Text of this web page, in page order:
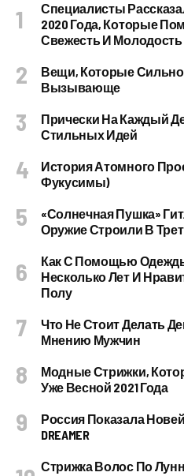
Специалисты
2020 Года, Которые
Свежесть И
Вещи, Которые
Вызывающе
Прически На Каждый
Стильных Идей
История Атомного
Фукусимы)
«Солнечная Пушка»
Оружие Строили В
Как С Помощью
Несколько Лет И
Полу
Что Не Стоит Делать
Мнению Мужчин
Модные Стрижки,
Уже Весной 2021 Года
Россия Показала
DREAMER
Стрижка Волос По